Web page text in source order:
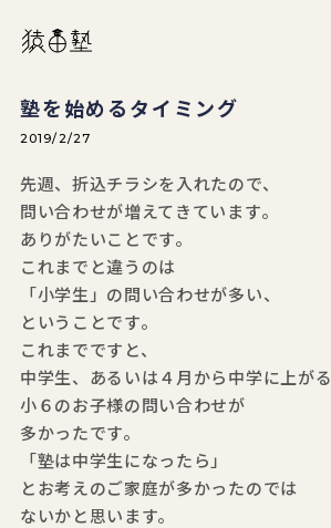
猿田塾
塾を始めるタイミング
2019/2/27
先週、折込チラシを入れたので、
問い合わせが増えてきています。
ありがたいことです。
これまでと違うのは
「小学生」の問い合わせが多い、
ということです。
これまでですと、
中学生、あるいは４月から中学に上がる
小６のお子様の問い合わせが
多かったです。
「塾は中学生になったら」
とお考えのご家庭が多かったのでは
ないかと思います。